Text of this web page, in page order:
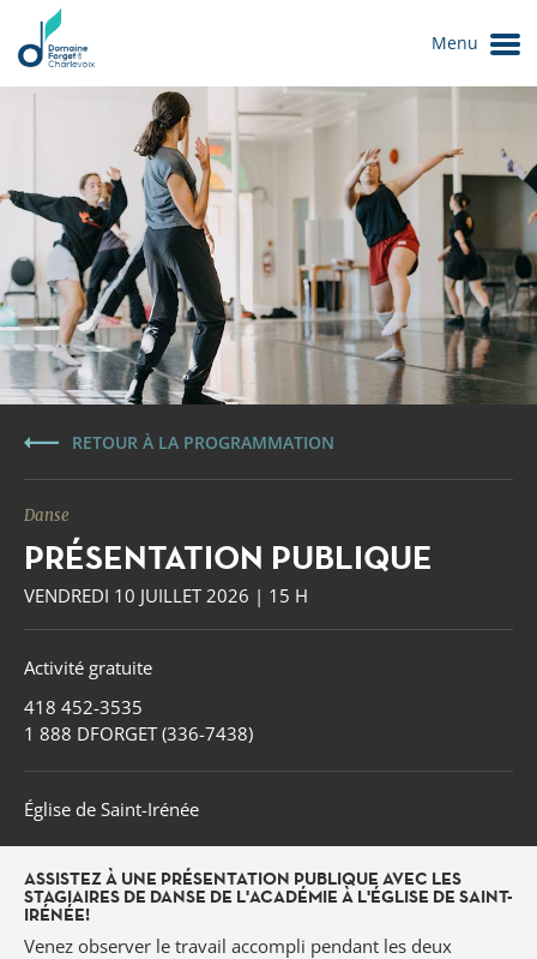
Le Domaine
Menu
RETOUR À LA PROGRAMMATION
Danse
PRÉSENTATION PUBLIQUE
VENDREDI 10 JUILLET 2026 | 15 H
Activité gratuite
418 452-3535
1 888 DFORGET (336-7438)
Église de Saint-Irénée
ASSISTEZ À UNE PRÉSENTATION PUBLIQUE AVEC LES
STAGIAIRES DE DANSE DE L'ACADÉMIE À L'ÉGLISE DE SAINT-
IRÉNÉE!
Venez observer le travail accompli pendant les deux